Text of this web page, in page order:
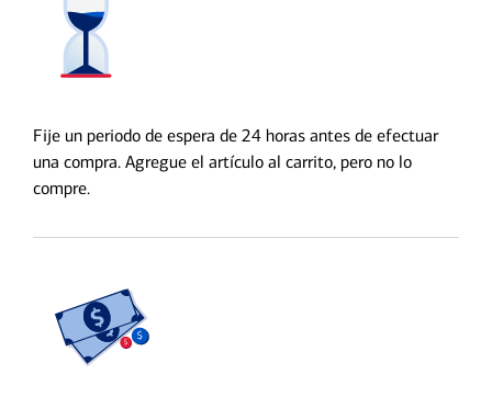
Fije un periodo de espera de 24 horas antes de efectuar
una compra. Agregue el artículo al carrito, pero no lo
compre.